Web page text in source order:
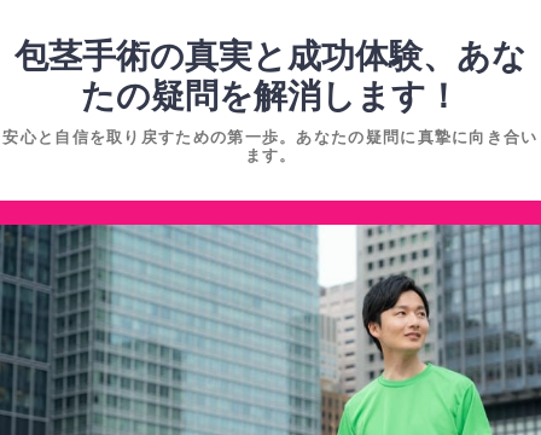
ン
ツ
キ
ッ
包茎手術の真実と成功体験、あな
たの疑問を解消します！
安心と自信を取り戻すための第一歩。あなたの疑問に真摯に向き合い
ます。
コ
ン
テ
ツ
へ
ス